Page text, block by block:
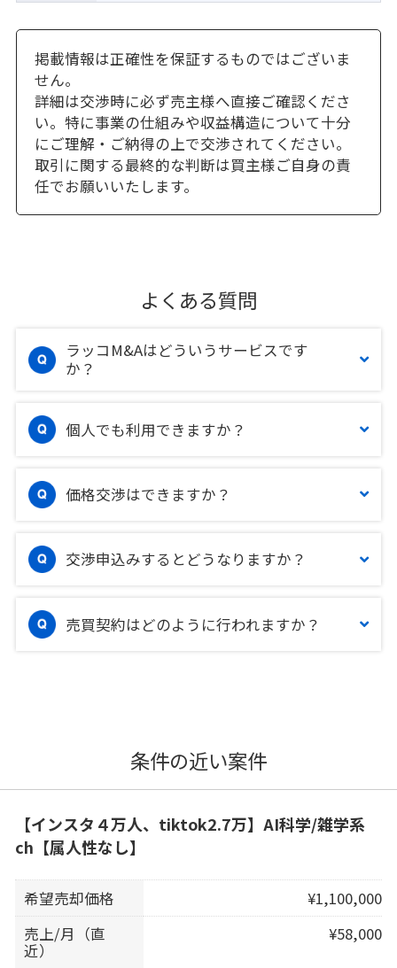
掲載情報は正確性を保証するものではございま
せん。
詳細は交渉時に必ず売主様へ直接ご確認くださ
い。特に事業の仕組みや収益構造について十分
にご理解・ご納得の上で交渉されてください。
取引に関する最終的な判断は買主様ご自身の責
任でお願いいたします。
よくある質問
ラッコM&Aはどういうサービスです
か？
個人でも利用できますか？
価格交渉はできますか？
交渉申込みするとどうなりますか？
売買契約はどのように行われますか？
条件の近い案件
【インスタ４万人、tiktok2.7万】AI科学/雑学系
ch【属人性なし】
希望売却価格
¥1,100,000
売上/月（直
近）
¥58,000